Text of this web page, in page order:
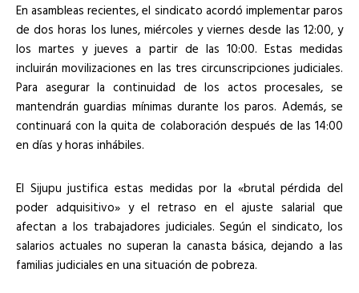
En asambleas recientes, el sindicato acordó implementar paros
de dos horas los lunes, miércoles y viernes desde las 12:00, y
los martes y jueves a partir de las 10:00. Estas medidas
incluirán movilizaciones en las tres circunscripciones judiciales.
Para asegurar la continuidad de los actos procesales, se
mantendrán guardias mínimas durante los paros. Además, se
continuará con la quita de colaboración después de las 14:00
en días y horas inhábiles.
El Sijupu justifica estas medidas por la «brutal pérdida del
poder adquisitivo» y el retraso en el ajuste salarial que
afectan a los trabajadores judiciales. Según el sindicato, los
salarios actuales no superan la canasta básica, dejando a las
familias judiciales en una situación de pobreza.